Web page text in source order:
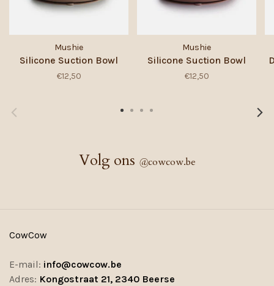
Mushie
Silicone Suction Bowl
€12,50
Mushie
Silicone Suction Bowl
€12,50
Volg ons @cowcow.be
CowCow
E-mail: info@cowcow.be
Adres: Kongostraat 21, 2340 Beerse